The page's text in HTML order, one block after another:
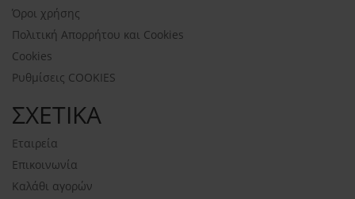
Όροι χρήσης
Πολιτική Απορρήτου και Cookies
Cookies
Ρυθμίσεις COOKIES
ΣΧΕΤΙΚΑ
Εταιρεία
Επικοινωνία
Καλάθι αγορών